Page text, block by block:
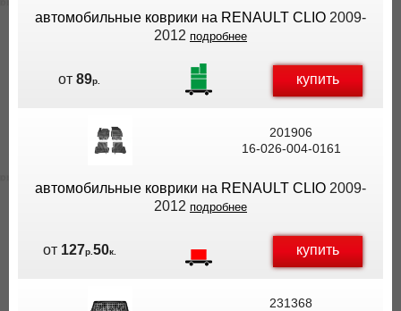
автомобильные коврики на RENAULT CLIO 2009-
2012 подробнее
от89р. купить
201906
16-026-004-0161
автомобильные коврики на RENAULT CLIO 2009-
2012 подробнее
от 127р. 50к. купить
231368